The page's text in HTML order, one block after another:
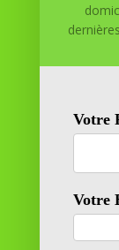
pour
vous aider à